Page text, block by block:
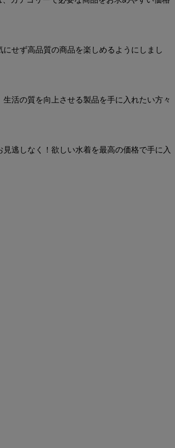
せず高品質の商品を楽しめるようにしまし
活の質を向上させる製品を手に入れたい方々
逃しなく！欲しい水着を最高の価格で手に入